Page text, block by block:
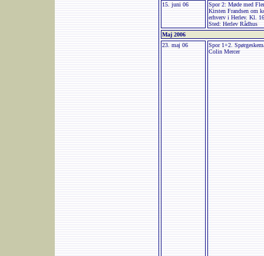
15. juni 06
Spor 2: Møde med
Kirsten Frandsen om
erhverv i Herlev. Kl.
Sted: Herlev Rådhus
Maj 2006
23. maj 06
Spor 1+2.
Colin Mercer